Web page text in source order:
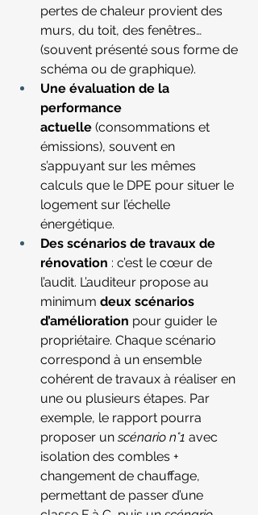
pertes de chaleur provient des
murs, du toit, des fenêtres…
(souvent présenté sous forme de
schéma ou de graphique).
Une évaluation de la
performance
actuelle (consommations et
émissions), souvent en
s’appuyant sur les mêmes
calculs que le DPE pour situer le
logement sur l’échelle
énergétique.
Des scénarios de travaux de
rénovation : c’est le cœur de
l’audit. L’auditeur propose au
minimum deux scénarios
d’amélioration pour guider le
propriétaire. Chaque scénario
correspond à un ensemble
cohérent de travaux à réaliser en
une ou plusieurs étapes. Par
exemple, le rapport pourra
proposer un scénario n°1 avec
isolation des combles +
changement de chauffage,
permettant de passer d’une